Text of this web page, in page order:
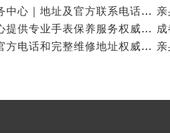
亲身探访成都万国官方售后服务中心｜地址及官方联系电话（2026年7月最新）
成都万国官方售后维修服务中心提供专业手表保养服务权威公示（2026年7月最新）
成都万国官方售后服务中心｜官方电话和完整维修地址权威信息公示（2026年7月最新）